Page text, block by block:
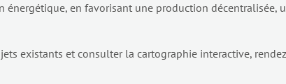
en favorisant une production décentralisée,
existants et consulter la cartographie interactive,